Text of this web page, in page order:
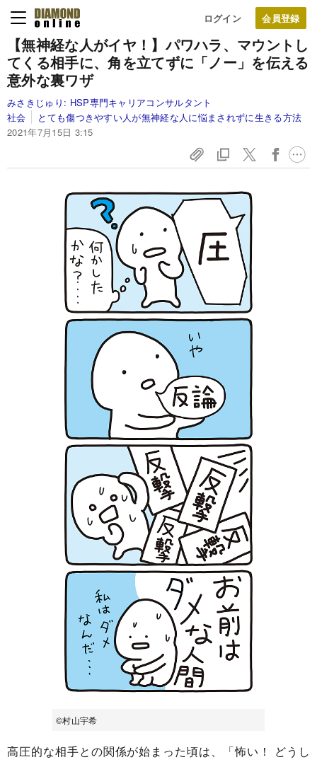
ログイン
【無神経な人がイヤ！】パワハラ、マウントし
てくる相手に、角を立てずに「ノー」を伝える
意外な裏ワザ
みさきじゅり: HSP専門キャリアコンサルタント
社会
とても傷つきやすい人が無神経な人に悩まされずに生きる方法
2021年7月15日 3:15
©村山宇希
高圧的な相手との関係が始まった頃は、「怖い！ どうし